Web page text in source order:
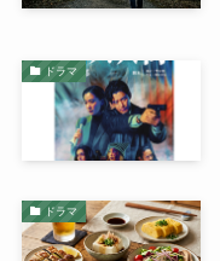
ドラマ
ドラマ